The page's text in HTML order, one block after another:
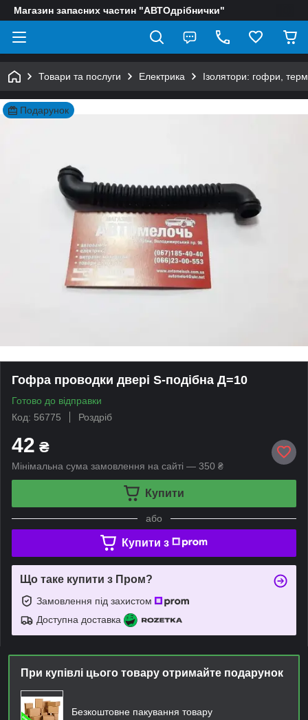
Магазин запасних частин "АВТОдрібнички"
Товари та послуги Електрика Ізолятори: гофри,
Подарунок
Гофра проводки двері S-подібна Д=10
Готово до відправки
Код: 56775
Роздріб
42 ₴
Мінімальна сума замовлення на сайті — 350 ₴
Купити
або
Купити з
Що таке купити з Пром?
Замовлення під захистом
Доступна доставка
При купівлі цього товару отримайте подарунок
Безкоштовне пакування товару